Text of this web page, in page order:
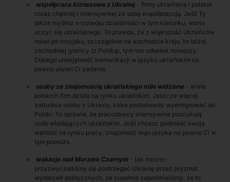
współpraca biznesowa z Ukrainą - firmy ukraińskie i polskie
coraz chętniej i intensywniej ze sobą współpracują. Jeśli Ty
także myślisz o rozwoju działalności w tym kierunku, warto
uczyć się ukraińskiego. To prawda, że z większość Ukraińców
mówi po rosyjsku, szczególnie na wschodzie kraju. Im bliżej
zachodniej granicy (z Polską), tym ten odsetek mniejszy.
Dlatego umiejętność komunikacji w języku ukraińskim na
pewno ułatwi Ci zadanie.
osoby ze znajomością ukraińskiego mile widziane - wiele
polskich firm działa na rynku ukraińskim. Jeszcze więcej
zatrudnia osoby z Ukrainy, które postanowiły wyemigrować do
Polski. To sprawia, że pracodawcy intensywnie poszukują
osób władających ukraińskim. Jeśli chcesz podnieść swoją
wartość na rynku pracy, znajomość tego języka na pewno Ci w
tym pomoże.
wakacje nad Morzem Czarnym - tak mocno
przyzwyczailiśmy się postrzegać Ukrainę przez pryzmat
wydarzeń politycznych, że zupełnie zapomnieliśmy, że to